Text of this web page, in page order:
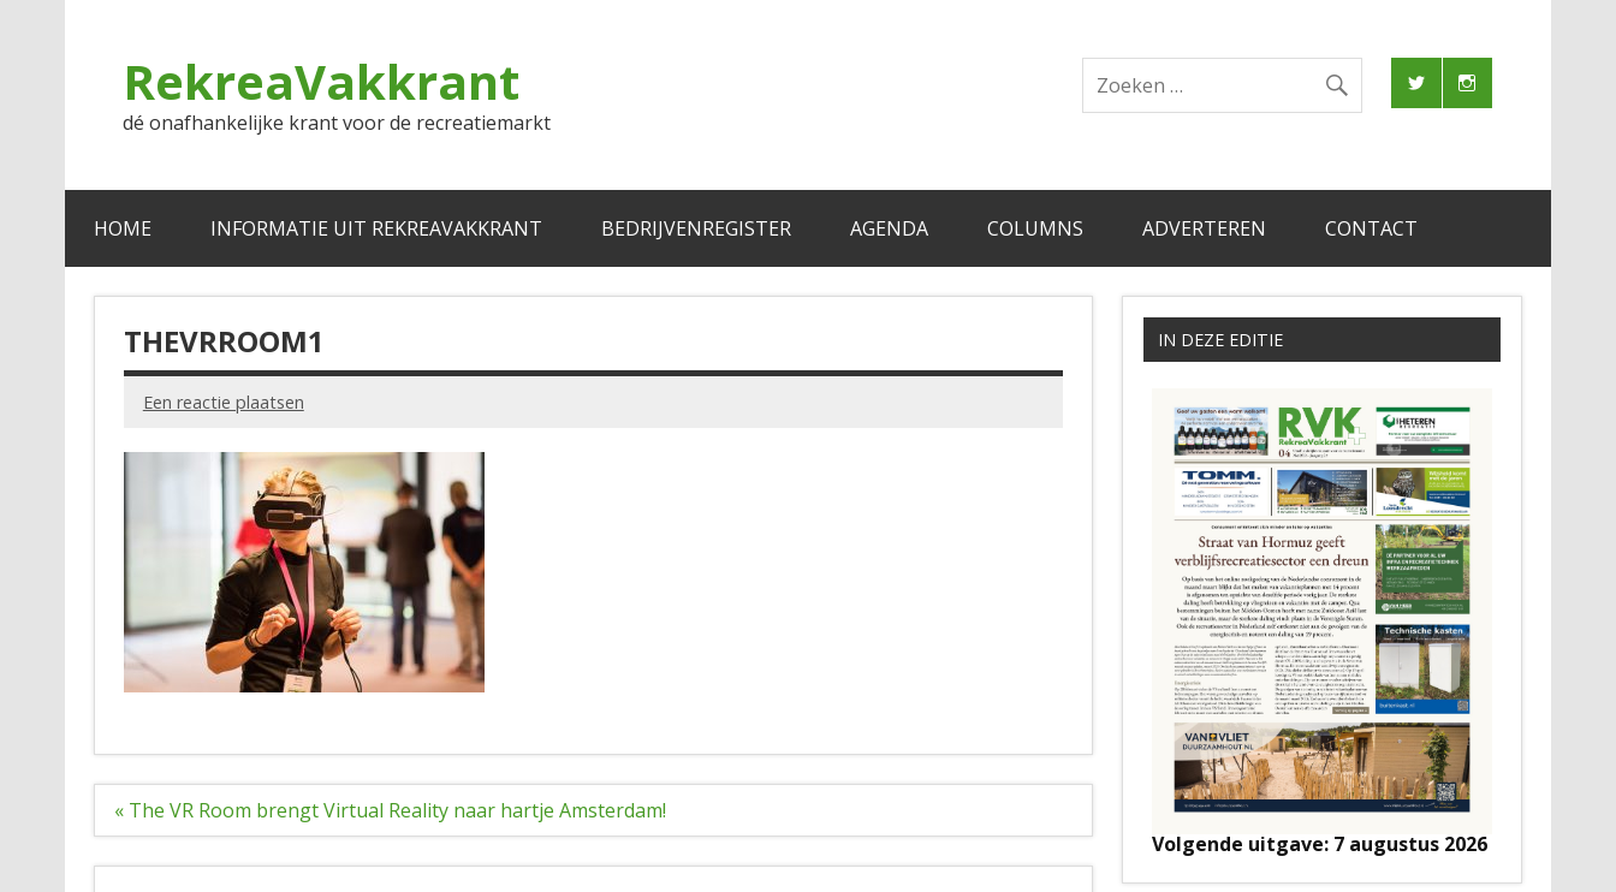
RekreaVakkrant
dé onafhankelijke krant voor de recreatiemarkt
HOME INFORMATIE UIT REKREAVAKKRANT BEDRIJVENREGISTER AGENDA COLUMNS ADVERTEREN CONTACT
THEVRROOM1
Een reactie plaatsen
Bericht
« The VR Room brengt Virtual Reality naar hartje Amsterdam!
IN DEZE EDITIE
Volgende uitgave: 7 augustus 2026